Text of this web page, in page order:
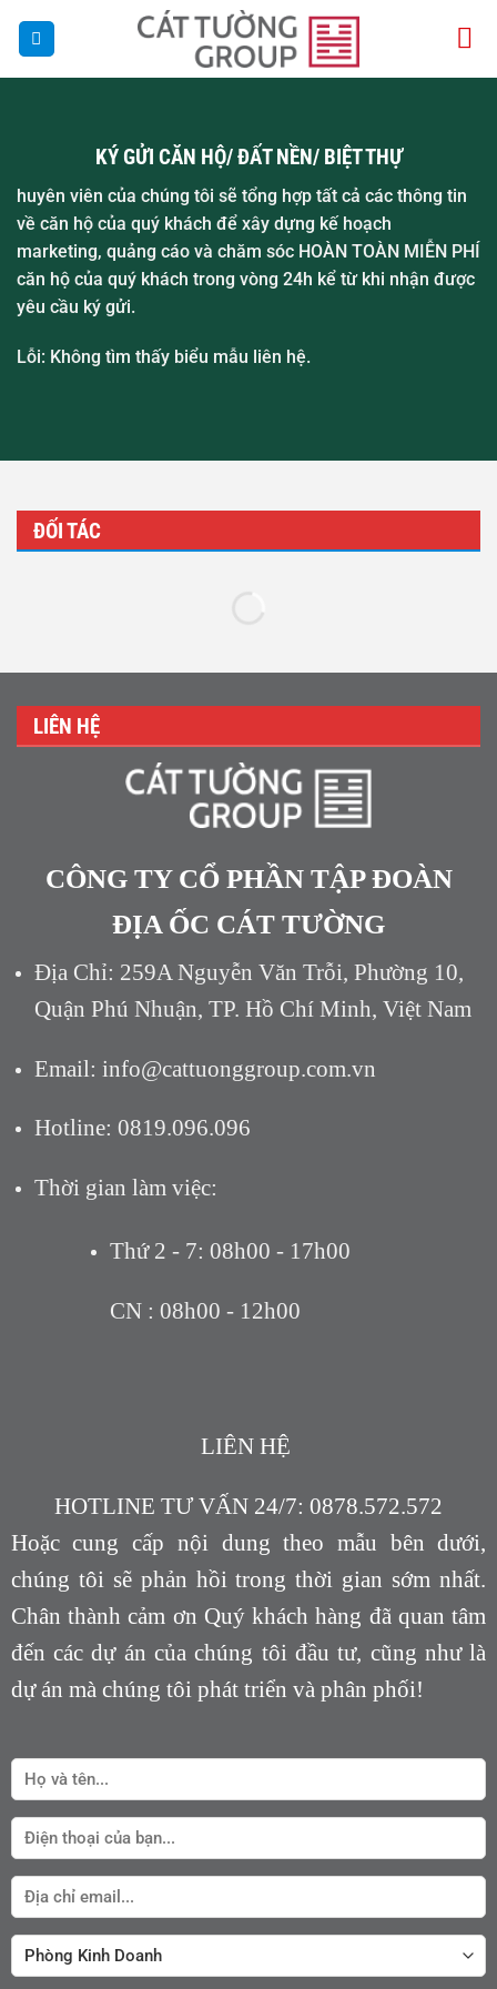
KÝ GỬI CĂN HỘ/ ĐẤT NỀN/ BIỆT THỰ
huyên viên của chúng tôi sẽ tổng hợp tất cả các thông tin
về căn hộ của quý khách để xây dựng kế hoạch
marketing, quảng cáo và chăm sóc HOÀN TOÀN MIỄN PHÍ
căn hộ của quý khách trong vòng 24h kể từ khi nhận được
yêu cầu ký gửi.
Lỗi: Không tìm thấy biểu mẫu liên hệ.
ĐỐI TÁC
LIÊN HỆ
CÔNG TY CỔ PHẦN TẬP ĐOÀN
ĐỊA ỐC CÁT TƯỜNG
Địa Chỉ: 259A Nguyễn Văn Trỗi, Phường 10,
Quận Phú Nhuận, TP. Hồ Chí Minh, Việt Nam
Email: info@cattuonggroup.com.vn
Hotline: 0819.096.096
Thời gian làm việc:
Thứ 2 - 7: 08h00 - 17h00
CN : 08h00 - 12h00
LIÊN HỆ
HOTLINE TƯ VẤN 24/7: 0878.572.572
Hoặc cung cấp nội dung theo mẫu bên dưới,
chúng tôi sẽ phản hồi trong thời gian sớm nhất.
Chân thành cảm ơn Quý khách hàng đã quan tâm
đến các dự án của chúng tôi đầu tư, cũng như là
dự án mà chúng tôi phát triển và phân phối!